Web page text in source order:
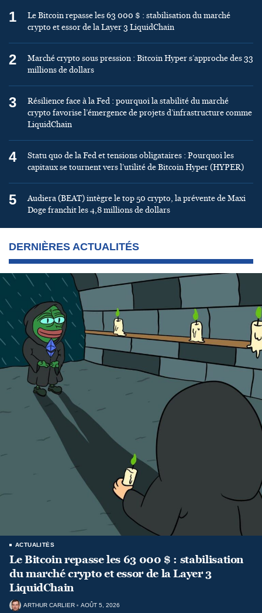
1
Le Bitcoin repasse les 63 000 $ : stabilisation du marché
crypto et essor de la Layer 3 LiquidChain
2
Marché crypto sous pression : Bitcoin Hyper s’approche des 33
millions de dollars
3
Résilience face à la Fed : pourquoi la stabilité du marché
crypto favorise l’émergence de projets d’infrastructure comme
LiquidChain
4
Statu quo de la Fed et tensions obligataires : Pourquoi les
capitaux se tournent vers l’utilité de Bitcoin Hyper (HYPER)
5
Audiera (BEAT) intègre le top 50 crypto, la prévente de Maxi
Doge franchit les 4,8 millions de dollars
DERNIÈRES ACTUALITÉS
ACTUALITÉS
Le Bitcoin repasse les 63 000 $ : stabilisation
du marché crypto et essor de la Layer 3
LiquidChain
ARTHUR CARLIER AOÛT 5, 2026